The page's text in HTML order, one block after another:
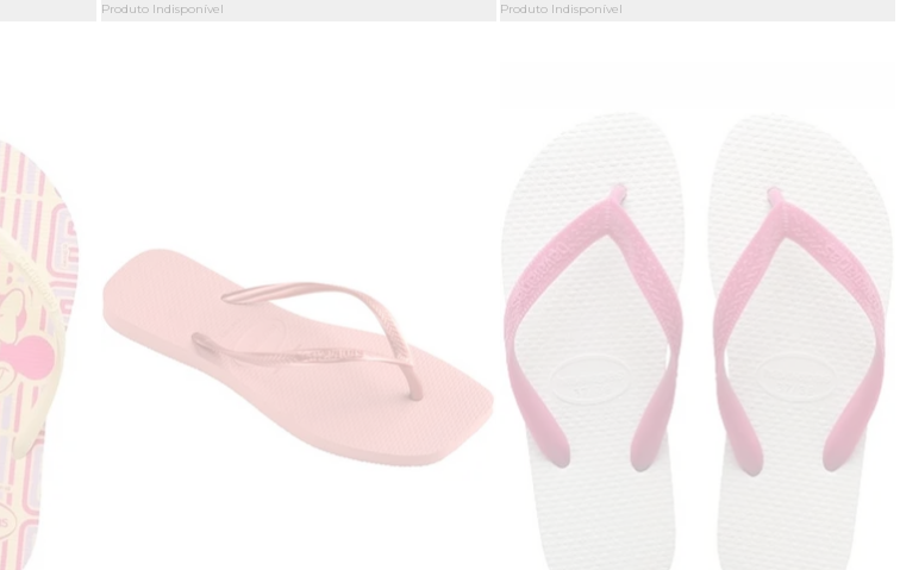
Produto Indisponível Produto Indisponível